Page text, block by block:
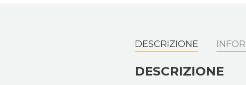
DESCRIZIONE
DESCRIZIONE